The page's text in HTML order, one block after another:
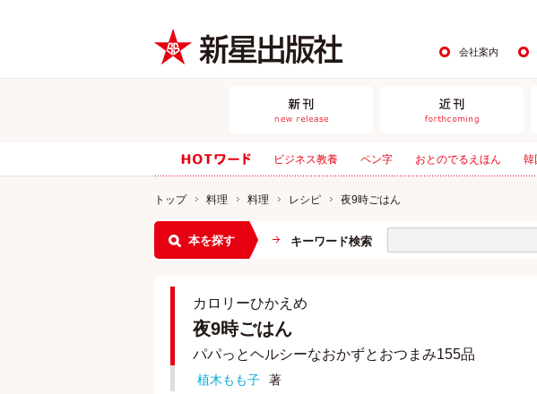
会社案内
ビジネス教養 ペン字 おとのでるえほん 韓
トップ 料理 料理 レシピ 夜9時ごはん
本を探す キーワード検索
カロリーひかえめ
夜9時ごはん
パパっとヘルシーなおかずとおつまみ155品
植木もも子 著